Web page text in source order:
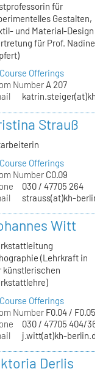
für
Gestalten,
und Material-Design
für Prof. Nadine
Offerings
NumberA 207
Strauß
Offerings
NumberC0.09
030 / 47705 264
strauss(at)kh-
Witt
(Lehrkraft in
künstlerischen
Offerings
NumberF0.04 / F0.05
030 / 47705 404/
j.witt(at)kh-
Derlis